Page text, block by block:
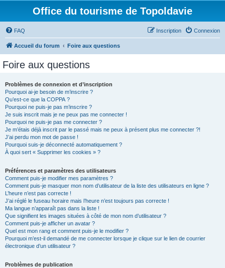
Office du tourisme de Topoldavie
FAQ Connexion
Inscription
Accueil du forum Foire aux questions
Foire aux questions
Problèmes de connexion et d’inscription
Pourquoi ai-je besoin de m’inscrire ?
Qu’est-ce que la COPPA ?
Pourquoi ne puis-je pas m’inscrire ?
Je suis inscrit mais je ne peux pas me connecter !
Pourquoi ne puis-je pas me connecter ?
Je m’étais déjà inscrit par le passé mais ne peux à présent plus me connecter ?!
J’ai perdu mon mot de passe !
Pourquoi suis-je déconnecté automatiquement ?
À quoi sert « Supprimer les cookies » ?
Préférences et paramètres des utilisateurs
Comment puis-je modifier mes paramètres ?
Comment puis-je masquer mon nom d’utilisateur de la liste des utilisateurs en ligne ?
L’heure n’est pas correcte !
J’ai réglé le fuseau horaire mais l’heure n’est toujours pas correcte !
Ma langue n’apparaît pas dans la liste !
Que signifient les images situées à côté de mon nom d’utilisateur ?
Comment puis-je afficher un avatar ?
Quel est mon rang et comment puis-je le modifier ?
Pourquoi m’est-il demandé de me connecter lorsque je clique sur le lien de courrier
électronique d’un utilisateur ?
Problèmes de publication